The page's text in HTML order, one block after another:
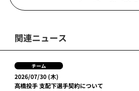
関連ニュース
チーム
2026/07/30 (木)
髙橋投手 支配下選手契約について